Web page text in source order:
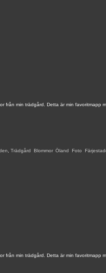
min trädgård. Detta är min favoritmapp
Trädgård Blommor, Öland Foto
min trädgård. Detta är min favoritmapp